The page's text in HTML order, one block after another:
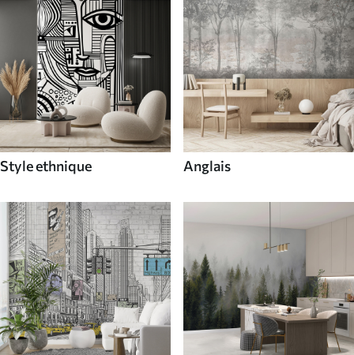
Style ethnique Anglais